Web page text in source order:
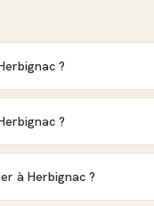
?
?
à Herbignac ?